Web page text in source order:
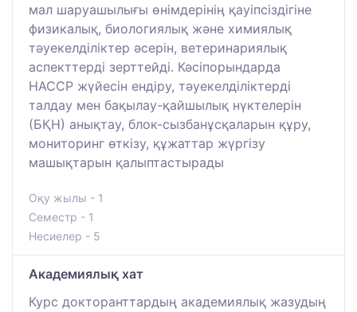
мал шаруашылығы өнімдерінің қауіпсіздігіне
физикалық, биологиялық және химиялық
тәуекелділіктер әсерін, ветеринариялық
аспекттерді зерттейді. Кәсіпорындарда
HACCP жүйесін ендіру, тәуекелділіктерді
талдау мен бақылау-қайшылық нүктелерін
(БҚН) анықтау, блок-сызбанұсқаларын құру,
мониторинг өткізу, құжаттар жүргізу
машықтарын қалыптастырады
Оқу жылы - 1
Семестр - 1
Несиелер - 5
Академиялық хат
Курс докторанттардың академиялық жазудың